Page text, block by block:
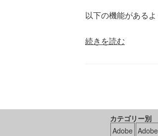
以下の機能があるよ
続きを読む
カテゴリー別
Adobe